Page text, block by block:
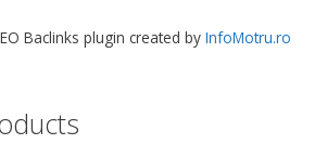
Baclinks plugin created by InfoMotru.ro